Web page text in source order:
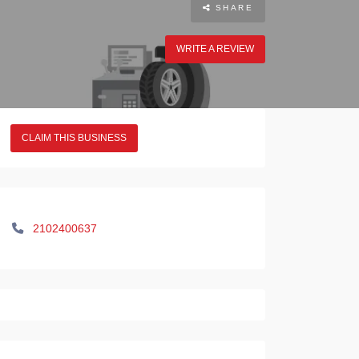
SHARE
WRITE A REVIEW
CLAIM THIS BUSINESS
2102400637